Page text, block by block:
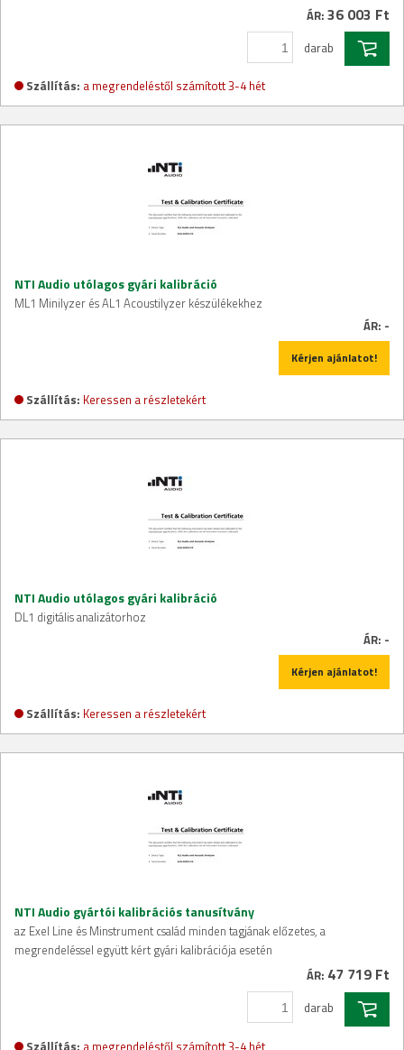
ÁR: 36 003 Ft
darab
Szállítás: a megrendeléstől számított 3-4 hét
NTI Audio utólagos gyári kalibráció
ML1 Minilyzer és AL1 Acoustilyzer készülékekhez
ÁR: -
Kérjen ajánlatot!
Szállítás: Keressen a részletekért
NTI Audio utólagos gyári kalibráció
DL1 digitális analizátorhoz
ÁR: -
Kérjen ajánlatot!
Szállítás: Keressen a részletekért
NTI Audio gyártói kalibrációs tanusítvány
az Exel Line és Minstrument család minden tagjának előzetes, a
megrendeléssel együtt kért gyári kalibrációja esetén
ÁR: 47 719 Ft
darab
Szállítás: a megrendeléstől számított 3-4 hét